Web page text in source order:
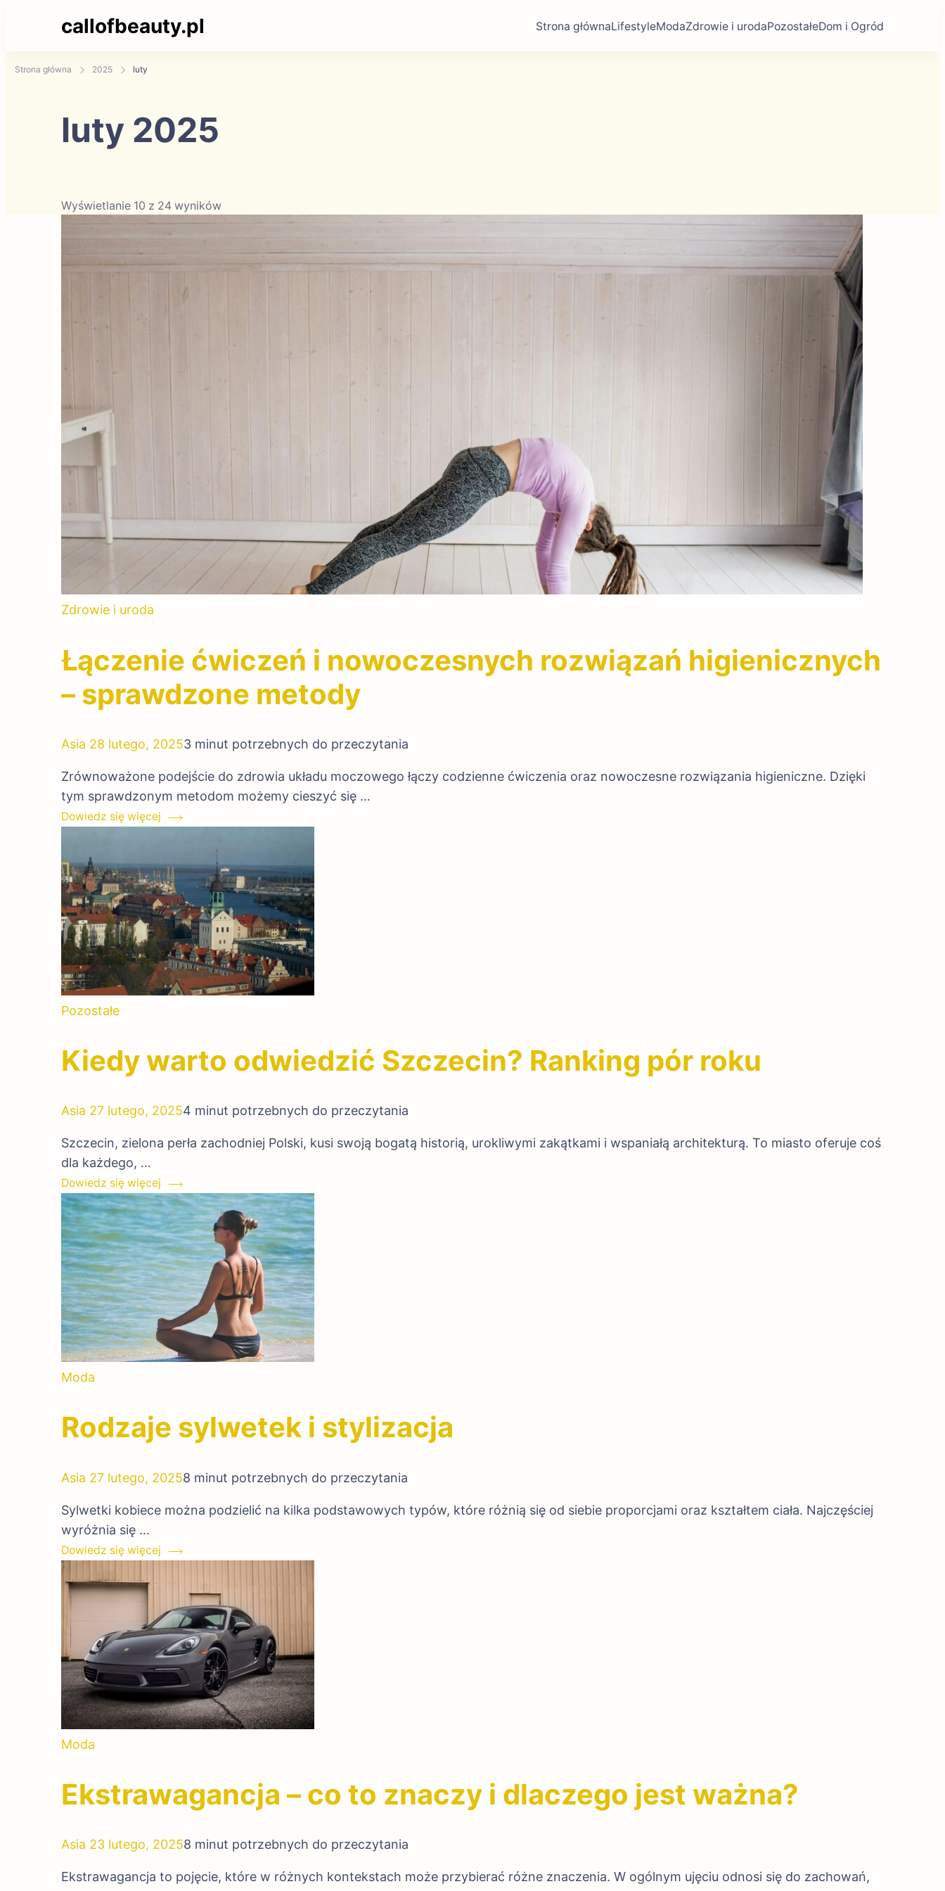
callofbeauty.pl Strona głównaLifestyleModaZdrowie i urodaPozostałeDom i Ogród
Strona główna 2025 luty
luty 2025
Wyświetlanie 10 z 24 wyników
Zdrowie i uroda
Łączenie ćwiczeń i nowoczesnych rozwiązań higienicznych
– sprawdzone metody
Asia 28 lutego, 20253 minut potrzebnych do przeczytania
Zrównoważone podejście do zdrowia układu moczowego łączy codzienne ćwiczenia oraz nowoczesne rozwiązania higieniczne. Dzięki
tym sprawdzonym metodom możemy cieszyć się …
Dowiedz się więcej
Pozostałe
Kiedy warto odwiedzić Szczecin? Ranking pór roku
Asia 27 lutego, 20254 minut potrzebnych do przeczytania
Szczecin, zielona perła zachodniej Polski, kusi swoją bogatą historią, urokliwymi zakątkami i wspaniałą architekturą. To miasto oferuje coś
dla każdego, …
Dowiedz się więcej
Moda
Rodzaje sylwetek i stylizacja
Asia 27 lutego, 20258 minut potrzebnych do przeczytania
Sylwetki kobiece można podzielić na kilka podstawowych typów, które różnią się od siebie proporcjami oraz kształtem ciała. Najczęściej
wyróżnia się …
Dowiedz się więcej
Moda
Ekstrawagancja – co to znaczy i dlaczego jest ważna?
Asia 23 lutego, 20258 minut potrzebnych do przeczytania
Ekstrawagancja to pojęcie, które w różnych kontekstach może przybierać różne znaczenia. W ogólnym ujęciu odnosi się do zachowań,